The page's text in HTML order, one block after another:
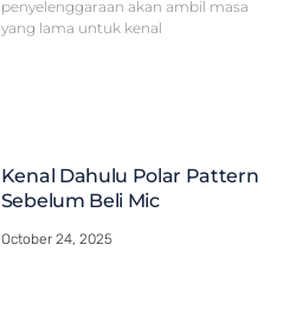
penyelenggaraan akan ambil masa
yang lama untuk kenal
Kenal Dahulu Polar Pattern
Sebelum Beli Mic
October 24, 2025